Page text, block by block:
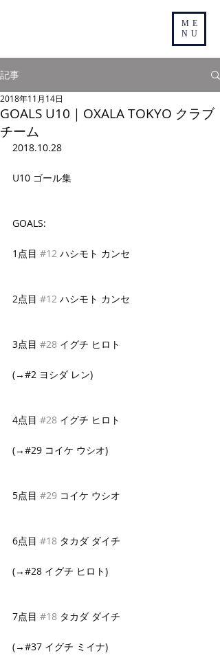
ME
NU
記事
GOALS U10｜OXALA TOKYO クラブ
チーム
2018年11月14日
2018.10.28
U10 ゴール集
GOALS:
1点目 #12 ハシモト カンセ
2点目 #12 ハシモト カンセ
3点目 #28 イグチ ヒロト
(→#2 ヨシダ レン)
4点目 #28 イグチ ヒロト
(→#29 コイケ ウシオ)
5点目 #29 コイケ ウシオ
6点目 #18 タカダ ダイチ
(→#28 イグチ ヒロト)
7点目 #18 タカダ ダイチ
(→#37 イグチ ミイナ)